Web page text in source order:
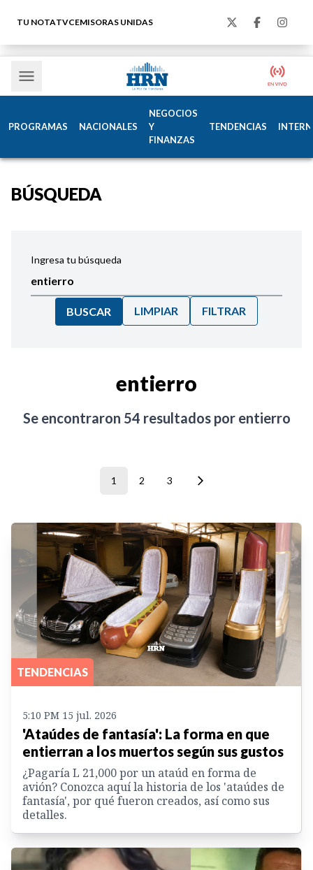
TU NOTATVCEMISORAS UNIDAS
PROGRAMAS NACIONALES
NEGOCIOS
Y
FINANZAS
TENDENCIAS
BÚSQUEDA
Ingresa tu búsqueda
BUSCAR LIMPIAR FILTRAR
entierro
Se encontraron 54 resultados por entierro
1 2 3
TENDENCIAS
5:10 PM 15 jul. 2026
'Ataúdes de fantasía': La forma en que
entierran a los muertos según sus gustos
¿Pagaría L 21,000 por un ataúd en forma de
avión? Conozca aquí la historia de los 'ataúdes de
fantasía', por qué fueron creados, así como sus
detalles.